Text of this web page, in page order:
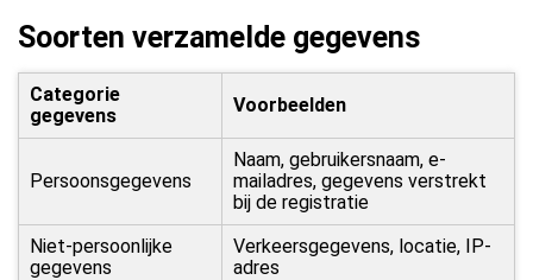
Soorten verzamelde gegevens
Categorie
gegevens
Voorbeelden
Persoonsgegevens
Naam, gebruikersnaam, e-
mailadres, gegevens verstrekt
bij de registratie
Niet-persoonlijke
gegevens
Verkeersgegevens, locatie, IP-
adres